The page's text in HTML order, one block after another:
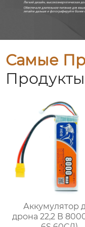
Самые
Продукты
Аккумулятор
дрона 22,2 В